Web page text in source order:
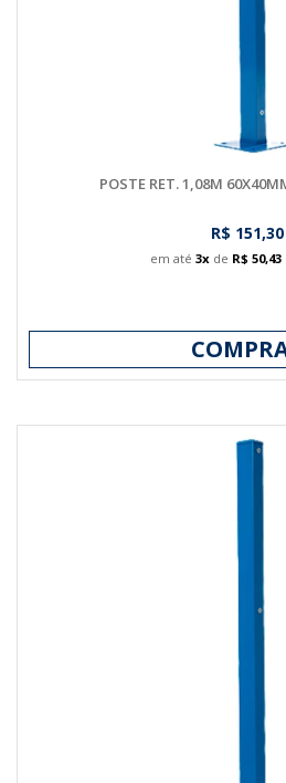
POSTE RET. 1,08M
R$ 151,30
em até 3x de R$ 50,43